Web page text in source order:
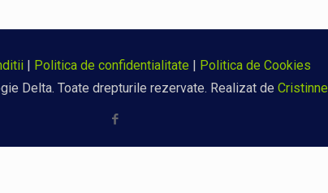
| Politica de confidentialitate | Politica de Cookies
Delta. Toate drepturile rezervate. Realizat de Cristinne